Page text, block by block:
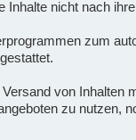
nicht nach
zum
von
zu nutzen,